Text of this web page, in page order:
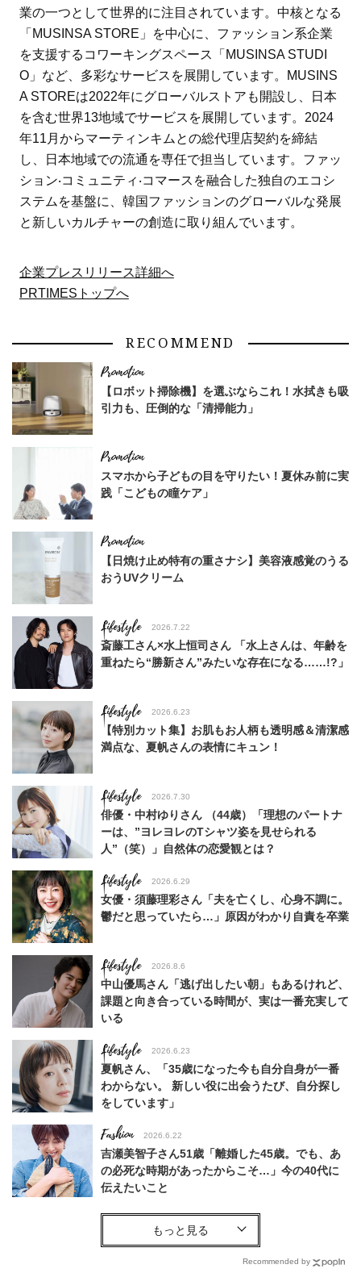
業の一つとして世界的に注目されています。中核となる
「MUSINSA STORE」を中心に、ファッション系企業
を支援するコワーキングスペース「MUSINSA STUDI
O」など、多彩なサービスを展開しています。MUSINS
A STOREは2022年にグローバルストアも開設し、日本
を含む世界13地域でサービスを展開しています。2024
年11月からマーティンキムとの総代理店契約を締結
し、日本地域での流通を専任で担当しています。ファッ
ション‧コミュニティ‧コマースを融合した独自のエコシ
ステムを基盤に、韓国ファッションのグローバルな発展
と新しいカルチャーの創造に取り組んでいます。
企業プレスリリース詳細へ
PRTIMESトップへ
RECOMMEND
【ロボット掃除機】を選ぶならこれ！水拭きも吸
引力も、圧倒的な「清掃能力」
スマホから子どもの目を守りたい！夏休み前に実
践「こどもの瞳ケア」
【日焼け止め特有の重さナシ】美容液感覚のうる
おうUVクリーム
Lifestyle 2026.7.22
斎藤工さん×水上恒司さん 「水上さんは、年齢を
重ねたら“勝新さん”みたいな存在になる……!?」
Lifestyle 2026.6.23
【特別カット集】お肌もお人柄も透明感＆清潔感
満点な、夏帆さんの表情にキュン！
Lifestyle 2026.7.30
俳優・中村ゆりさん （44歳）「理想のパートナ
ーは、”ヨレヨレのTシャツ姿を見せられる
人”（笑）」自然体の恋愛観とは？
Lifestyle 2026.6.29
女優・須藤理彩さん「夫を亡くし、心身不調に。
鬱だと思っていたら…」原因がわかり自責を卒業
Lifestyle 2026.8.6
中山優馬さん「逃げ出したい朝」もあるけれど、
課題と向き合っている時間が、実は一番充実して
いる
Lifestyle 2026.6.23
夏帆さん、「35歳になった今も自分自身が一番
わからない。 新しい役に出会うたび、自分探し
をしています」
Fashion 2026.6.22
吉瀬美智子さん51歳「離婚した45歳。でも、あ
の必死な時期があったからこそ…」今の40代に
伝えたいこと
Fashion
【40代コンサバ派】白Tシャツは「パール×ゴー
ルドアクセ」を合わせるのが正解！〈大野真理子
Recommended by